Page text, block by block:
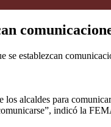
establezcan
alcaldes para
indicó la